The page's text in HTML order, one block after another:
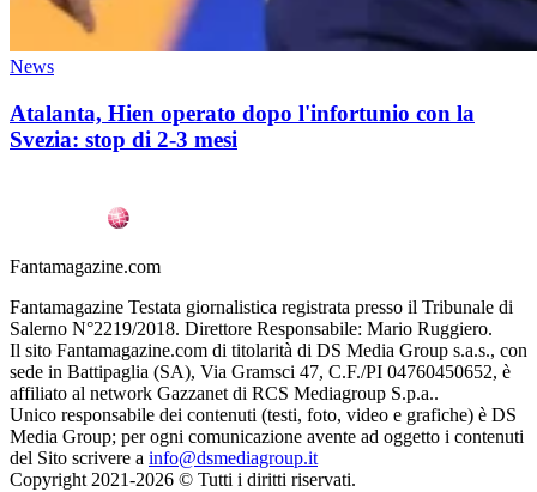
News
Atalanta, Hien operato dopo l'infortunio con la
Svezia: stop di 2-3 mesi
Fantamagazine.com
Fantamagazine Testata giornalistica registrata presso il Tribunale di
Salerno N°2219/2018. Direttore Responsabile: Mario Ruggiero.
Il sito Fantamagazine.com di titolarità di DS Media Group s.a.s., con
sede in Battipaglia (SA), Via Gramsci 47, C.F./PI 04760450652, è
affiliato al network Gazzanet di RCS Mediagroup S.p.a..
Unico responsabile dei contenuti (testi, foto, video e grafiche) è DS
Media Group; per ogni comunicazione avente ad oggetto i contenuti
del Sito scrivere a info@dsmediagroup.it
Copyright 2021-2026 © Tutti i diritti riservati.